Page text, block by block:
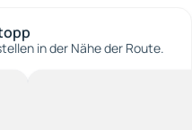
in der Nähe der Route.